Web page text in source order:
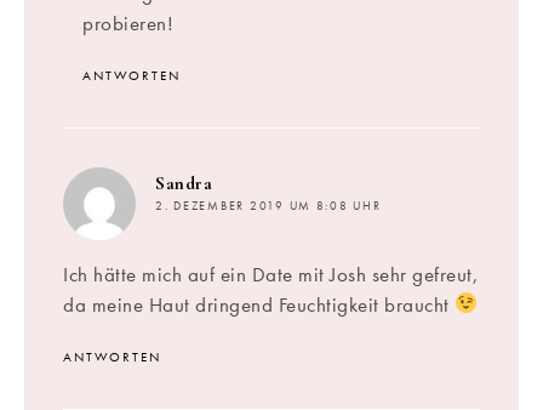
probieren!
ANTWORTEN
Sandra
2. DEZEMBER 2019 UM 8:08 UHR
Ich hätte mich auf ein Date mit Josh sehr gefreut,
da meine Haut dringend Feuchtigkeit braucht
ANTWORTEN